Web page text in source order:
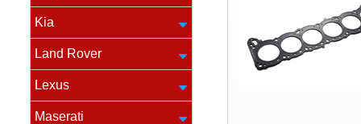
Kia
Land Rover
Lexus
Maserati